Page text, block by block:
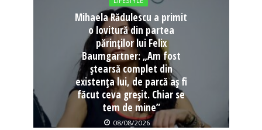
Mihaela Rădulescu a primit
o lovitură din partea
părinților lui Felix
Baumgartner: „Am fost
ștearsă complet din
existența lui, de parcă aș fi
făcut ceva greșit. Chiar se
tem de mine”
08/08/2026